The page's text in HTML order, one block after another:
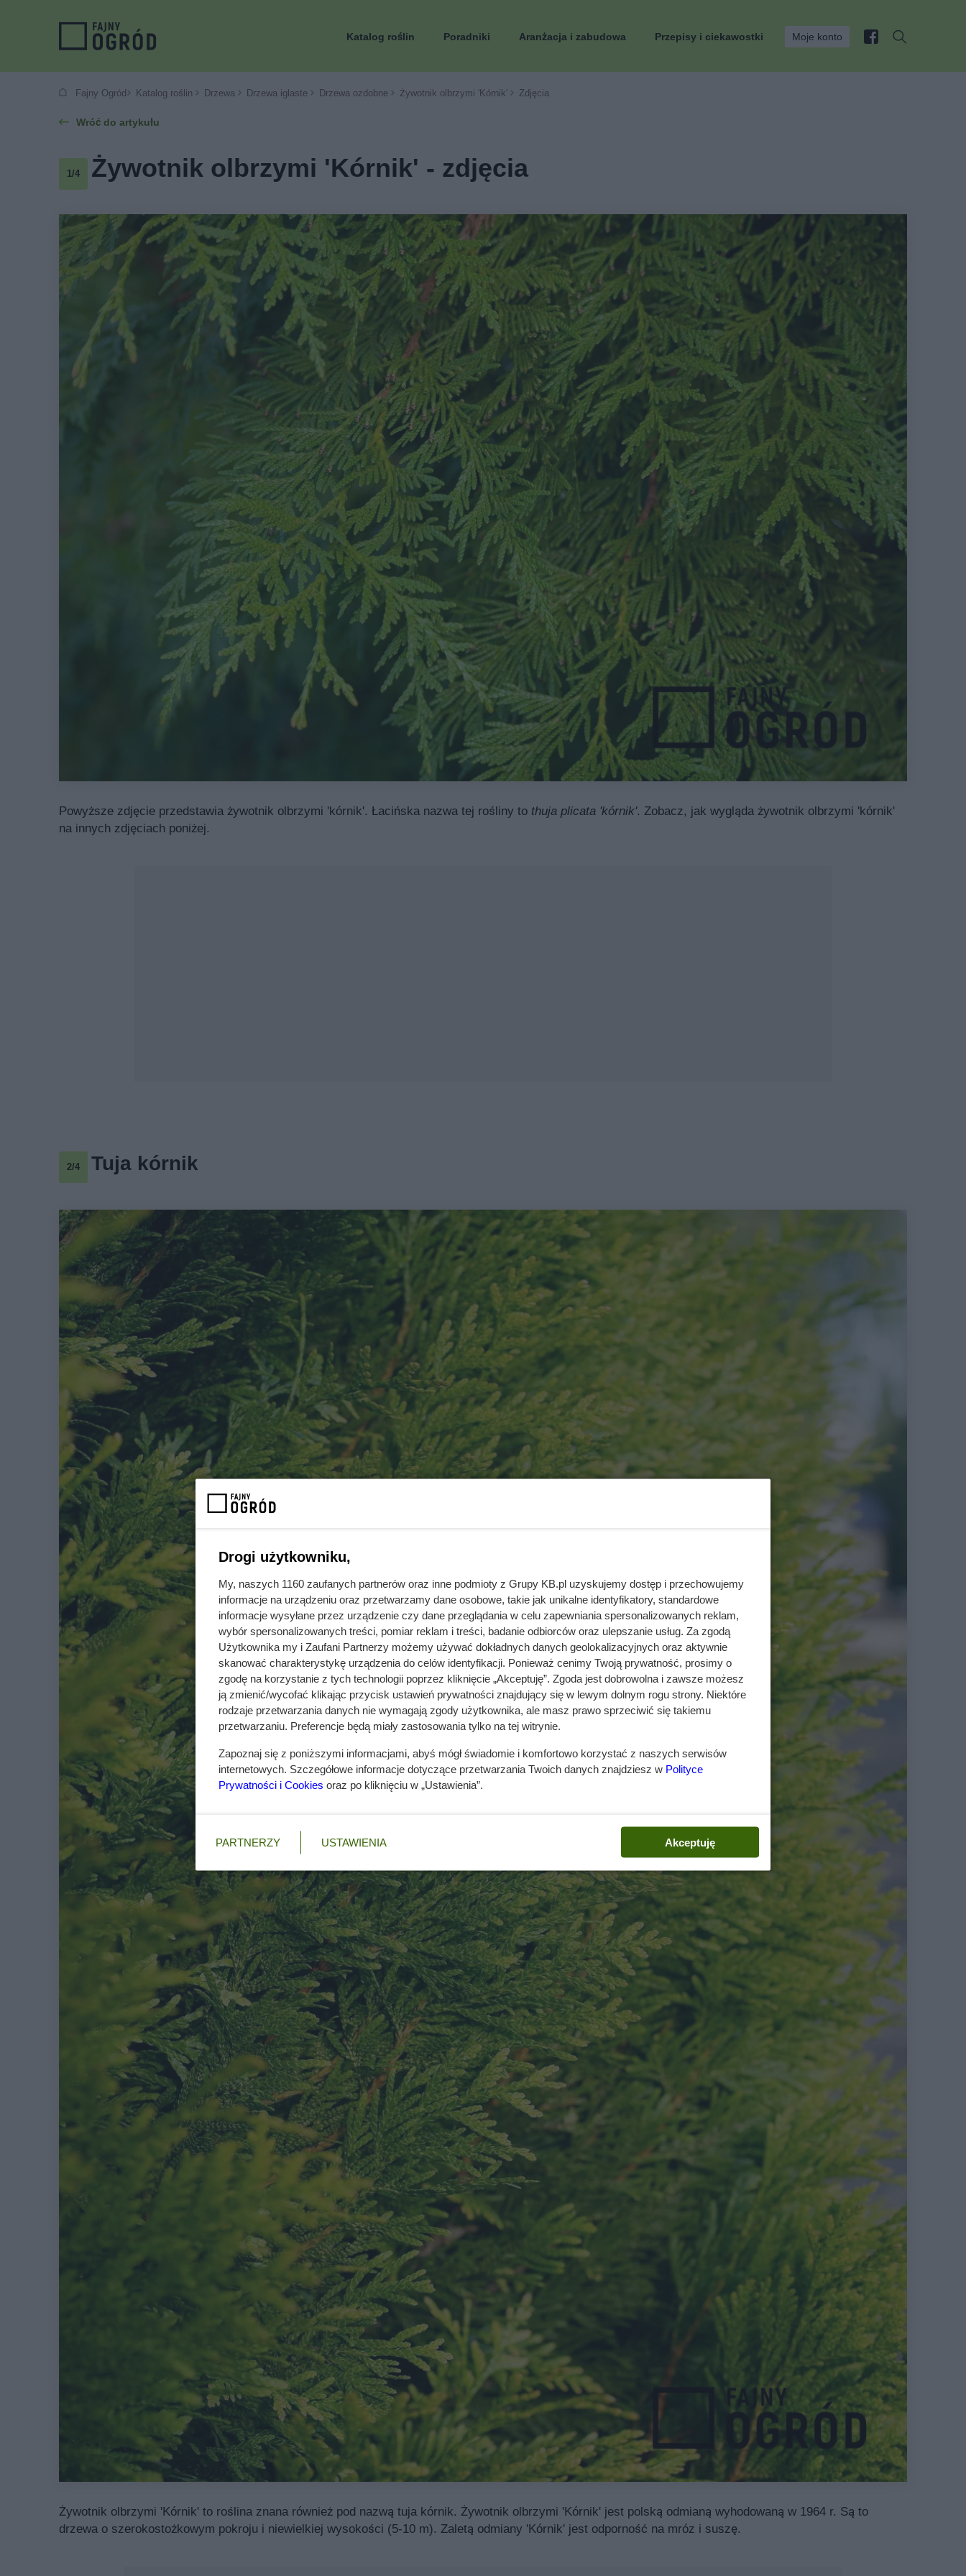
Katalog roślin Poradniki Aranżacja i zabudowa Przepisy i ciekawostki Moje konto
Fajny Ogród Katalog roślin Drzewa Drzewa iglaste Drzewa ozdobne Żywotnik olbrzymi 'Kórnik' Zdjęcia
Wróć do artykułu
1/4 Żywotnik olbrzymi 'Kórnik' - zdjęcia
Powyższe zdjęcie przedstawia żywotnik olbrzymi 'kórnik'. Łacińska nazwa tej rośliny to thuja plicata 'kórnik'. Zobacz, jak wygląda żywotnik olbrzymi 'kórnik'
na innych zdjęciach poniżej.
2/4 Tuja kórnik
Żywotnik olbrzymi 'Kórnik' to roślina znana również pod nazwą tuja kórnik. Żywotnik olbrzymi 'Kórnik' jest polską odmianą wyhodowaną w 1964 r. Są to
drzewa o szerokostożkowym pokroju i niewielkiej wysokości (5-10 m). Zaletą odmiany 'Kórnik' jest odporność na mróz i suszę.
Drogi użytkowniku,
My, naszych 1160 zaufanych partnerów oraz inne podmioty z Grupy KB.pl uzyskujemy dostęp i przechowujemy
informacje na urządzeniu oraz przetwarzamy dane osobowe, takie jak unikalne identyfikatory, standardowe
informacje wysyłane przez urządzenie czy dane przeglądania w celu zapewniania spersonalizowanych reklam,
wybór spersonalizowanych treści, pomiar reklam i treści, badanie odbiorców oraz ulepszanie usług. Za zgodą
Użytkownika my i Zaufani Partnerzy możemy używać dokładnych danych geolokalizacyjnych oraz aktywnie
skanować charakterystykę urządzenia do celów identyfikacji. Ponieważ cenimy Twoją prywatność, prosimy o
zgodę na korzystanie z tych technologii poprzez kliknięcie „Akceptuję”. Zgoda jest dobrowolna i zawsze możesz
ją zmienić/wycofać klikając przycisk ustawień prywatności znajdujący się w lewym dolnym rogu strony. Niektóre
rodzaje przetwarzania danych nie wymagają zgody użytkownika, ale masz prawo sprzeciwić się takiemu
przetwarzaniu. Preferencje będą miały zastosowania tylko na tej witrynie.
Zapoznaj się z poniższymi informacjami, abyś mógł świadomie i komfortowo korzystać z naszych serwisów
internetowych. Szczegółowe informacje dotyczące przetwarzania Twoich danych znajdziesz w Polityce
Prywatności i Cookies oraz po kliknięciu w „Ustawienia”.
PARTNERZY USTAWIENIA Akceptuję